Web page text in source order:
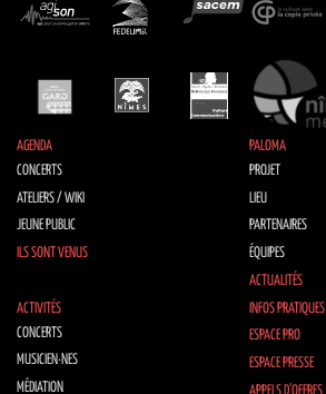
AGENDA
CONCERTS
ATELIERS / WIKI
JEUNE PUBLIC
ILS SONT VENUS
PALOMA
PROJET
LIEU
PARTENAIRES
ÉQUIPES
ACTUALITÉS
ACTIVITÉS
CONCERTS
MUSICIEN·NES
MÉDIATION
INFOS PRATIQUES
ESPACE PRO
ESPACE PRESSE